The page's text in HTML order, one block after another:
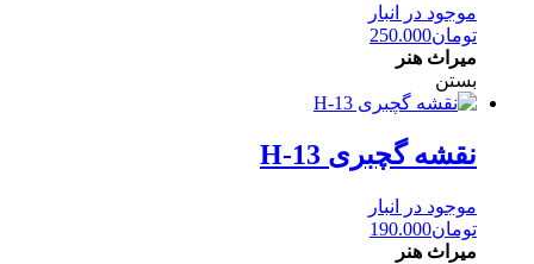
موجود در انبار
تومان250.000
میراث هنر
بستن
نقشه گچبری H-13
موجود در انبار
تومان190.000
میراث هنر